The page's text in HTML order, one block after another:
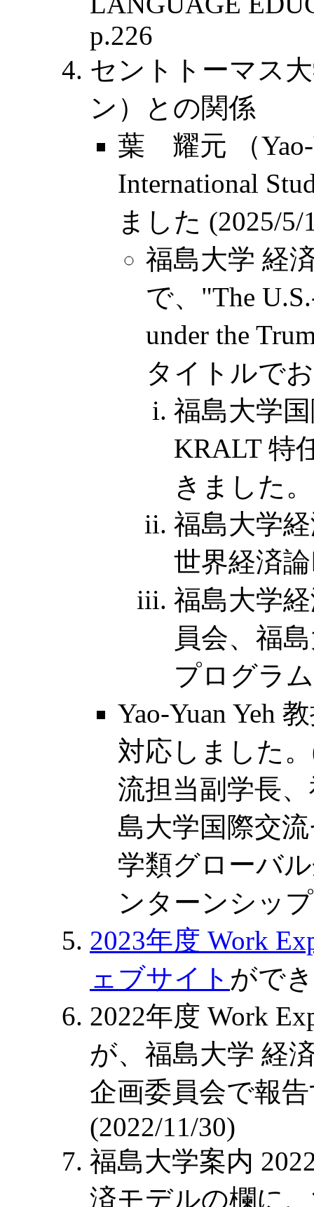
p.226
セントトーマス
ン）との関係
葉 耀元 （Yao-
International
ました (2025/5/
福島大学 経
で、"The
under the
タイトルで
福島大学
KRALT 特
きました。
福島大学
世界経済
福島大学
員会、福
プログラ
Yao-Yuan Yeh
対応しました
流担当副学長
島大学国際交
学類グローバ
ンターンシッ
2023年度 Work
ェブサイト がで
2022年度 Work
が、福島大学 経
企画委員会で報
(2022/11/30)
福島大学案内
済モデルの欄に